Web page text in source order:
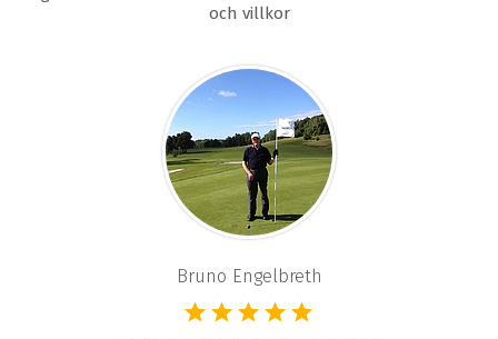
och villkor
Bruno Engelbreth